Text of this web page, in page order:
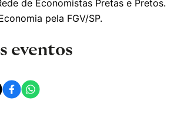
de Economistas Pretas e Pretos.
pela FGV/SP.
eventos